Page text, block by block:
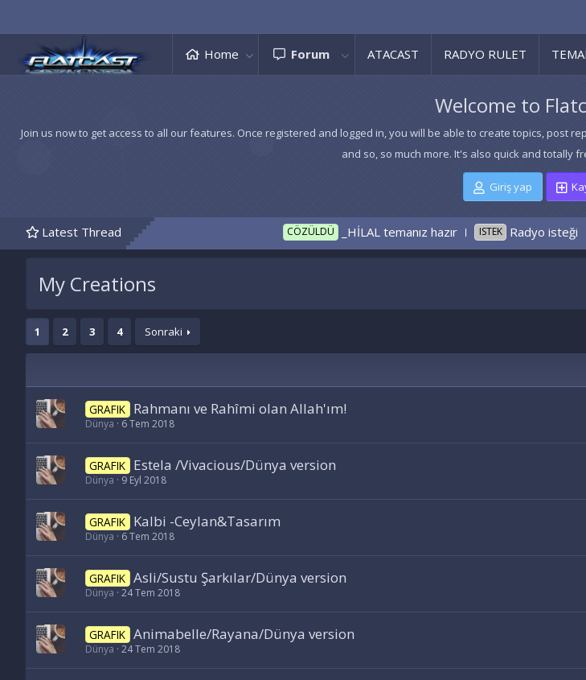
Home Forum ATACAST RADYO RULET
Welcome to
Join us now to get access to all our features. Once registered and logged in, you will be able to create topics,
and so, so much more. It's also quick and totally
Giriş yap
Latest Thread CÖZÜLDÜ _HİLAL temanız hazır ISTEK Radyo isteği TEMA
My Creations
1 2 3 4 Sonraki
GRAFIK Rahmanı ve Rahîmi olan Allah'ım!
Dünya 6 Tem 2018
GRAFIK Estela /Vivacious/Dünya version
Dünya 9 Eyl 2018
GRAFIK Kalbi -Ceylan&Tasarım
Dünya 6 Tem 2018
GRAFIK Asli/Sustu Şarkılar/Dünya version
Dünya 24 Tem 2018
GRAFIK Animabelle/Rayana/Dünya version
Dünya 24 Tem 2018